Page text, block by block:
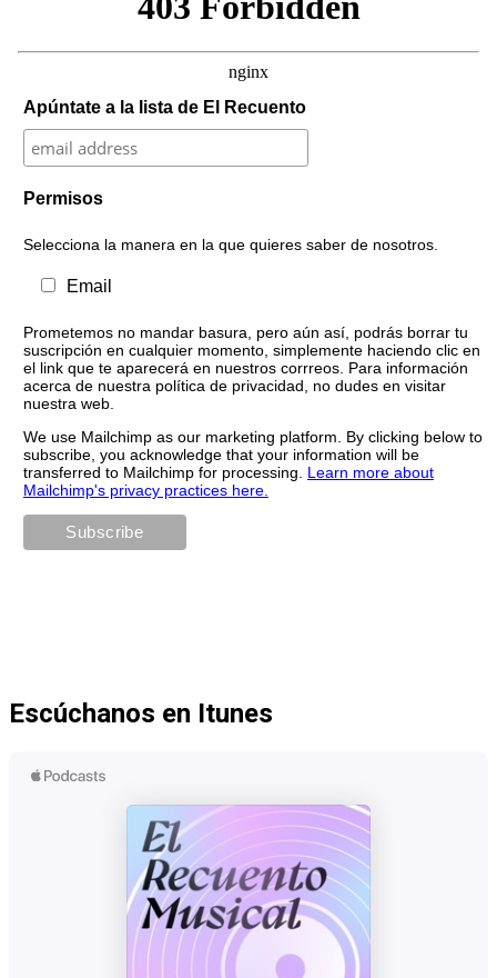
Apúntate a la lista de El Recuento
Permisos
Selecciona la manera en la que quieres saber de nosotros.
Email
Prometemos no mandar basura, pero aún así, podrás borrar tu
suscripción en cualquier momento, simplemente haciendo clic en
el link que te aparecerá en nuestros corrreos. Para información
acerca de nuestra política de privacidad, no dudes en visitar
nuestra web.
We use Mailchimp as our marketing platform. By clicking below to
subscribe, you acknowledge that your information will be
transferred to Mailchimp for processing. Learn more about
Mailchimp's privacy practices here.
Escúchanos en Itunes